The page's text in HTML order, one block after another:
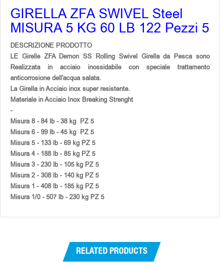
GIRELLA ZFA SWIVEL Steel
MISURA 5 KG 60 LB 122 Pezzi 5
DESCRIZIONE PRODOTTO
LE Girelle ZFA Demon SS Rolling Swivel Girella da Pesca sono
Realizzata in acciaio inossidabile con speciale trattamento
anticorrosione dell'acqua salata.
La Girella in Acciaio inox super resistente.
Materiale in Acciaio Inox Breaking Strenght
-
Misura 8 - 84 lb - 38 kg PZ 5
Misura 6 - 99 lb - 45 kg PZ 5
Misura 5 - 133 lb - 69 kg PZ 5
Misura 4 - 188 lb - 85 kg PZ 5
Misura 3 - 230 lb - 105 kg PZ 5
Misura 2 - 308 lb - 140 kg PZ 5
Misura 1 - 408 lb - 185 kg PZ 5
Misura 1/0 - 507 lb - 230 kg PZ 5
RELATED PRODUCTS